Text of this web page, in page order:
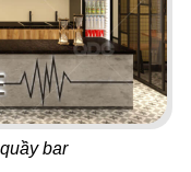
bar